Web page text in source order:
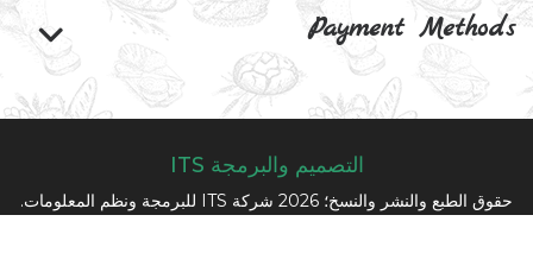
Payment Methods
التصميم والبرمجة ITS
حقوق الطبع والنشر والنسخ؛ 2026 شركة ITS للبرمجة ونظم المعلومات.